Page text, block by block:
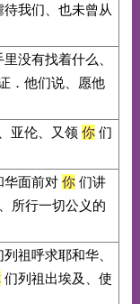
我们、也未曾从
没有找着什么、
．他们说、愿他
亚伦、又领 你们
面前对 你们讲
所行一切公义的
祖呼求耶和华、
们列祖出埃及、使